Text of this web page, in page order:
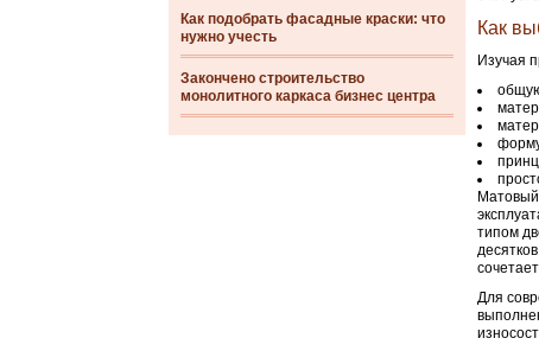
Как подобрать фасадные краски: что
нужно учесть
Закончено строительство
монолитного каркаса бизнес центра
Как
Изучая
Матовый
типом
Для